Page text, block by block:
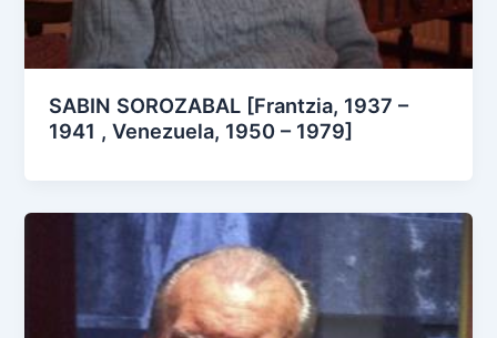
SABIN SOROZABAL [Frantzia, 1937 –
1941 , Venezuela, 1950 – 1979]